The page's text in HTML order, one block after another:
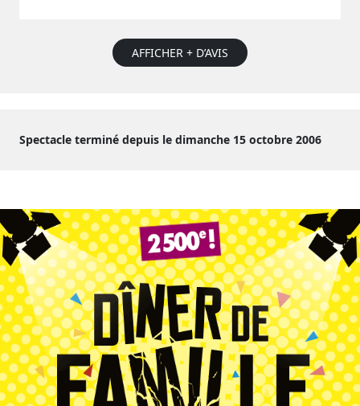
AFFICHER + D’AVIS
Spectacle terminé depuis le dimanche 15 octobre 2006